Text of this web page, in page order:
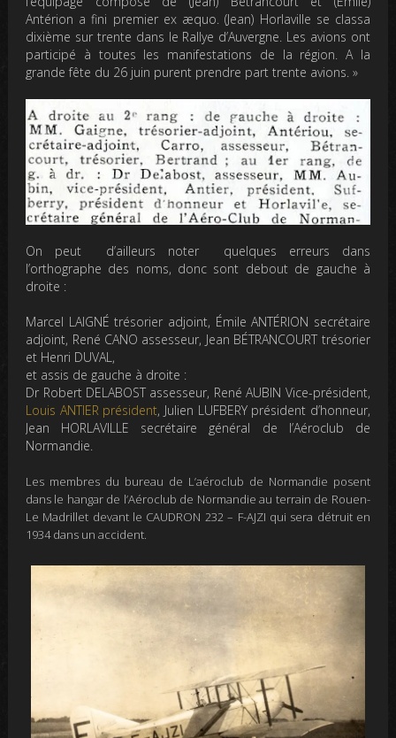
Antérion a fini premier ex æquo. (Jean) Horlaville se classa
dixième sur trente dans le Rallye d’Auvergne. Les avions ont
participé à toutes les manifestations de la région. A la
grande fête du 26 juin purent prendre part trente avions. »
On peut d’ailleurs noter quelques erreurs dans
l’orthographe des noms, donc sont debout de gauche à
droite :
Marcel LAIGNÉ trésorier adjoint, Émile ANTÉRION secrétaire
adjoint, René CANO assesseur, Jean BÉTRANCOURT trésorier
et Henri DUVAL,
et assis de gauche à droite :
Dr Robert DELABOST assesseur, René AUBIN Vice-président,
Louis ANTIER président, Julien LUFBERY président d’honneur,
Jean HORLAVILLE secrétaire général de l’Aéroclub de
Normandie.
Les membres du bureau de L’aéroclub de Normandie posent
dans le hangar de l’Aéroclub de Normandie au terrain de Rouen-
Le Madrillet devant le CAUDRON 232 – F-AJZI qui sera détruit en
1934 dans un accident.